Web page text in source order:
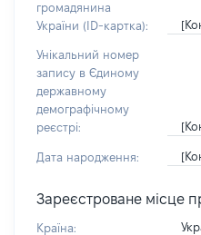
громадянина
України (ID-картка):
Унікальний номер
запису в Єдиному
державному
демографічному
реєстрі:
Дата народження:
Зареєстроване місце
Країна: